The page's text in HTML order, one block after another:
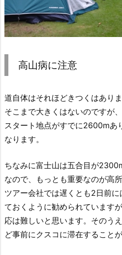
高山病に注意
道自体はそれほどきつくはあり
そこまで大きくはないのですが
スタート地点がすでに2600mあ
なります。
ちなみに富士山は五合目が
なので、もっとも重要なのが高
ツアー会社では遅くとも2日前
ておくように勧められています
応は難しいと思います。そのう
ど事前にクスコに滞在すること